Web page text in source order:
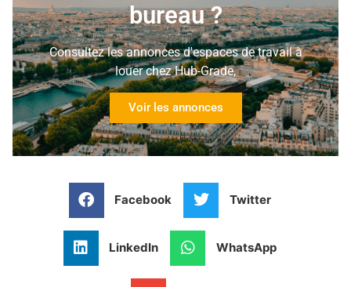
bureau ?
Consultez les annonces d'espaces de travail à
louer chez Hub-Grade,
Voir les annonces
Facebook Twitter
LinkedIn WhatsApp